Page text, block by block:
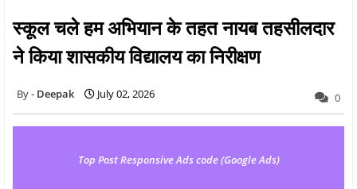
स्कूल चले हम अभियान के तहत नायब तहसीलदार
ने किया शासकीय विद्यालय का निरीक्षण
Deepak July 02, 2026 0
Top Post Responsive Ads code (Google Ads)